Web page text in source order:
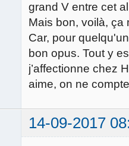
grand V entre cet
Mais bon, voilà, ça
Car, pour
bon opus. Tout y
j’affectionne chez
aime, on ne
14-09-2017